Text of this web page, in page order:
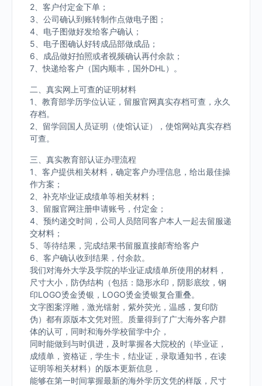
2、客户付定金下单；
3、公司确认到账转制作点做电子图；
4、电子图做好发给客户确认；
5、电子图确认好转成品部做成品；
6、成品做好拍照或者视频确认再付余款；
7、快递给客户（国内顺丰，国外DHL）。
二、真实网上可查的证明材料
1、教育部学历学位认证，留服官网真实存档可查，永久
存档。
2、留学回国人员证明（使馆认证），使馆网站真实存档
可查。
三、真实教育部认证办理流程
1、客户提供相关材料，确定客户办理信息，给出最佳操
作方案；
2、补充毕业证成绩单等相关材料；
3、留服官网注册申请账号，付定金；
4、预约递交时间，公司人员陪同客户本人一起去留服递
交材料；
5、等待结果，完成结果书留服直接邮寄给客户
6、客户确认收到结果，付余款。
我们对海外大学及学院的毕业证成绩单所使用的材料，
尺寸大小，防伪结构（包括：隐形水印，阴影底纹，钢
印LOGO烫金烫银，LOGO烫金烫银复合重叠。
文字图案浮雕，激光镭射，紫外荧光，温感，复印防
伪）都有原版本文凭对照。质量得到了广大海外客户群
体的认可，同时和海外学校留学中介，
同时能做到与时俱进，及时掌握各大院校的（毕业证，
成绩单，资格证，学生卡，结业证，录取通知书，在读
证明等相关材料）的版本更新信息，
能够在第一时间掌握最新的海外学历文凭的样版，尺寸